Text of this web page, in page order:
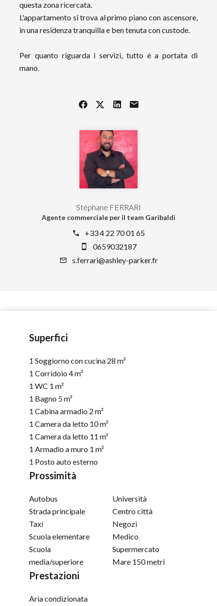
Stéphane FERRARI
Agente commerciale per il team Garibaldi
+33 4 22 70 01 65
0659032187
s.ferrari@ashley-parker.fr
questa zona ricercata.
L'appartamento si trova al primo piano con ascensore,
in una residenza tranquilla e ben tenuta con custode.
Per quanto riguarda i servizi, tutto è a portata di
mano.
Superfici
1 Soggiorno con cucina 28 m²
1 Corridoio 4 m²
1 WC 1 m²
1 Bagno 5 m²
1 Cabina armadio 2 m²
1 Camera da letto 10 m²
1 Camera da letto 11 m²
1 Armadio a muro 1 m²
1 Posto auto esterno
Prossimità
Autobus
Strada principale
Taxi
Scuola elementare
Scuola
media/superiore
Università
Centro città
Negozi
Medico
Supermercato
Mare 150 metri
Prestazioni
Aria condizionata